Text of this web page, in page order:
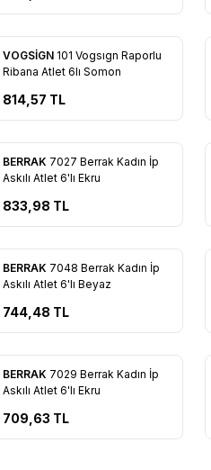
Favorilere Ekle
VOGSİGN 101 Vogsıgn Raporlu
Ribana Atlet 6lı Somon
814,57 TL
Favorilere Ekle
BERRAK 7027 Berrak Kadın İp
Askılı Atlet 6'lı Ekru
833,98 TL
Favorilere Ekle
BERRAK 7048 Berrak Kadın İp
Askılı Atlet 6'lı Beyaz
744,48 TL
Favorilere Ekle
BERRAK 7029 Berrak Kadın İp
Askılı Atlet 6'lı Ekru
709,63 TL